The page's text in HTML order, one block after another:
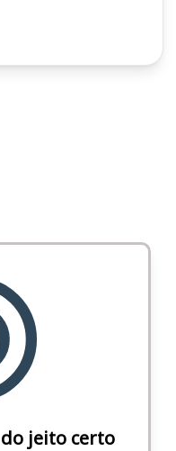
jeito certo